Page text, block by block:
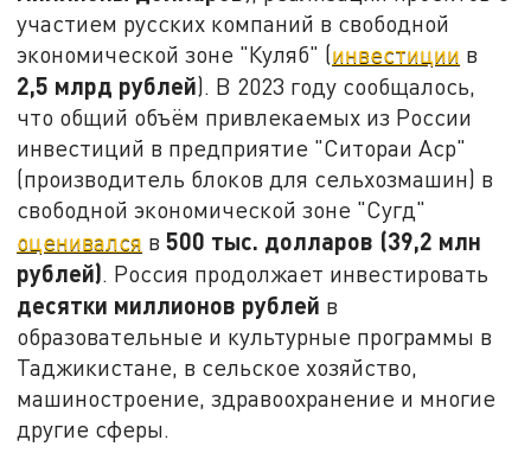
участием русских компаний в свободной
экономической зоне "Куляб" (инвестиции в
2,5 млрд рублей). В 2023 году сообщалось,
что общий объём привлекаемых из России
инвестиций в предприятие "Ситораи Аср"
(производитель блоков для сельхозмашин) в
свободной экономической зоне "Сугд"
оценивался в500 тыс. долларов (39,2 млн
рублей). Россия продолжает инвестировать
десятки миллионов рублей в
образовательные и культурные программы в
Таджикистане, в сельское хозяйство,
машиностроение, здравоохранение и многие
другие сферы.